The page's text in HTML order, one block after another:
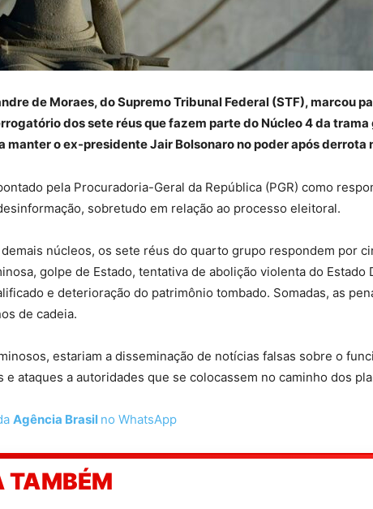
de Moraes, do Supremo Tribunal Federal (STF), marcou
dos sete réus que fazem parte do Núcleo 4 da trama
manter o ex-presidente Jair Bolsonaro no poder após derrota
pela Procuradoria-Geral da República (PGR) como
sobretudo em relação ao processo eleitoral.
núcleos, os sete réus do quarto grupo respondem por
golpe de Estado, tentativa de abolição violenta do Estado
e deterioração do patrimônio tombado. Somadas, as
de cadeia.
estariam a disseminação de notícias falsas sobre o
e ataques a autoridades que se colocassem no caminho dos
Agência Brasil no WhatsApp
TAMBÉM